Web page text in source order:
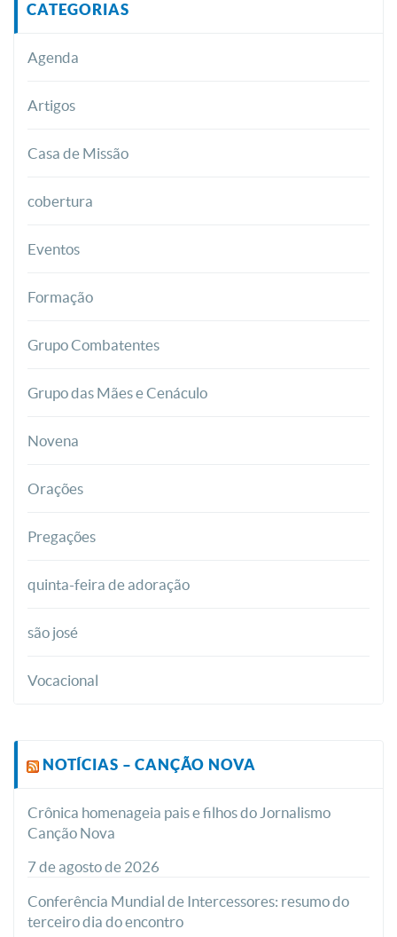
CATEGORIAS
Agenda
Artigos
Casa de Missão
cobertura
Eventos
Formação
Grupo Combatentes
Grupo das Mães e Cenáculo
Novena
Orações
Pregações
quinta-feira de adoração
são josé
Vocacional
NOTÍCIAS – CANÇÃO NOVA
Crônica homenageia pais e filhos do Jornalismo
Canção Nova
7 de agosto de 2026
Conferência Mundial de Intercessores: resumo do
terceiro dia do encontro